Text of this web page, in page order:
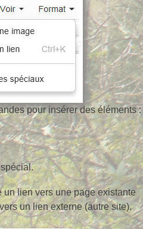
pour insérer des éléments :
un lien vers une page existante
un lien externe (autre site).